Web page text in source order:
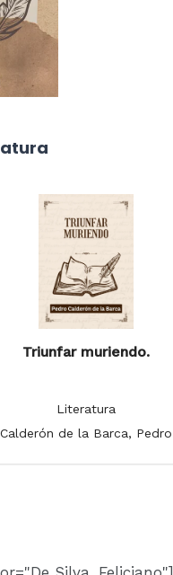
Triunfar muriendo.
Literatura
Calderón de la Barca, Pedro